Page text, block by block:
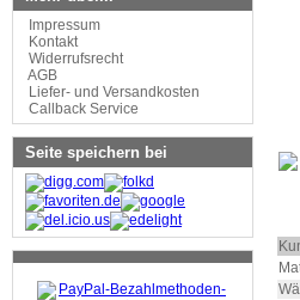
Impressum
Kontakt
Widerrufsrecht
AGB
Liefer- und Versandkosten
Callback Service
Seite speichern bei